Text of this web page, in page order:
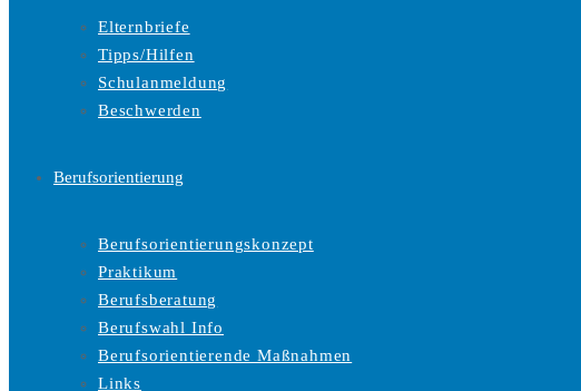
Elternbriefe
Tipps/Hilfen
Schulanmeldung
Beschwerden
Berufsorientierung
Berufsorientierungskonzept
Praktikum
Berufsberatung
Berufswahl Info
Berufsorientierende Maßnahmen
Links